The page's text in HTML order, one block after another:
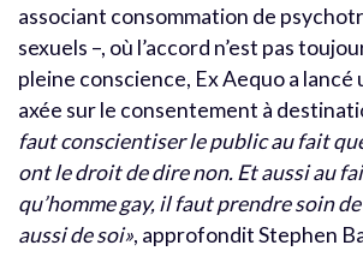
associant consommation de
sexuels –, où l’accord n’est pas
pleine conscience, Ex Aequo a lancé
axée sur le consentement à
faut conscientiser le public au fait
ont le droit de dire non. Et aussi au
qu’homme gay, il faut prendre soin
aussi de soi», approfondit Stephen